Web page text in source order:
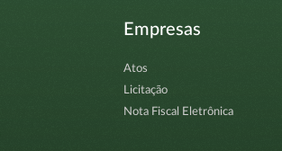
Empresas
Atos
Licitação
Nota Fiscal Eletrônica